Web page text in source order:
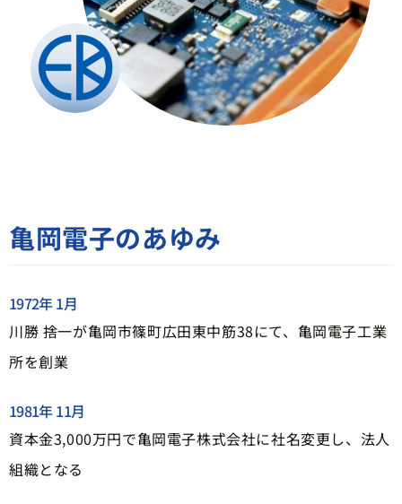
亀岡電子のあゆみ
1972年 1月
川勝 捨一が亀岡市篠町広田東中筋38にて、亀岡電子工業
所を創業
1981年 11月
資本金3,000万円で亀岡電子株式会社に社名変更し、法人
組織となる